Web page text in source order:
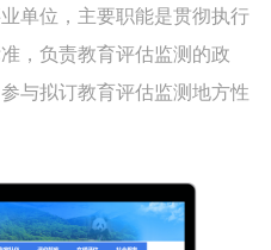
单位，主要职能是贯彻执行
，负责教育评估监测的政
与拟订教育评估监测地方性